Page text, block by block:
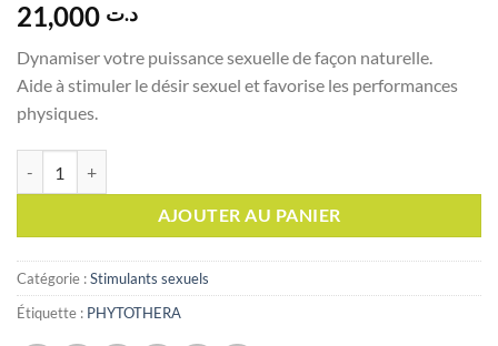
د.ت
Dynamiser votre puissance sexuelle de façon naturelle.
Aide à stimuler le désir sexuel et favorise les performances
physiques.
AJOUTER AU PANIER
Catégorie :Stimulants sexuels
Étiquette : PHYTOTHERA